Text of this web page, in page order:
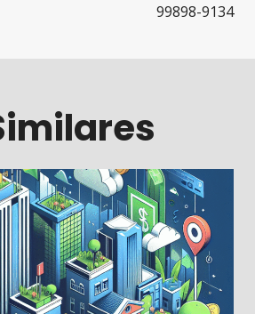
99898-9134